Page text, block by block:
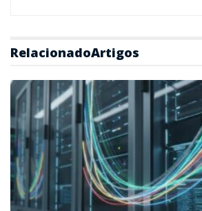
RelacionadoArtigos